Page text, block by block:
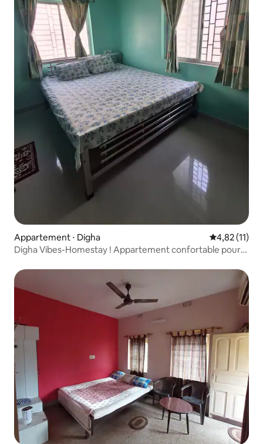
Appartement ⋅ Digha Évaluation
4,82 (11)
Digha Vibes-Homestay ! Appartement confortable pour